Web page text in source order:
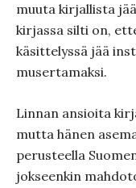
muuta kirjallista
kirjassa silti on,
käsittelyssä jää
musertamaksi.
Linnan ansioita
mutta hänen
perusteella
jokseenkin